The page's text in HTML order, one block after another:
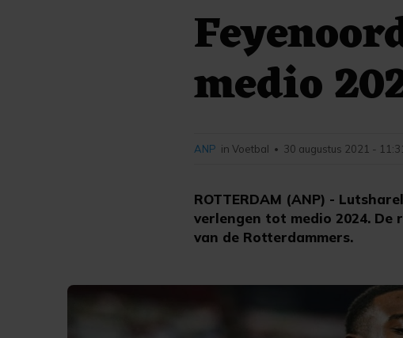
medio
ROTTERDAM (ANP) -
verlengen tot medio 2024.
van de Rotterdammers.
ANP in Voetbal • 30 augustus 2021 -